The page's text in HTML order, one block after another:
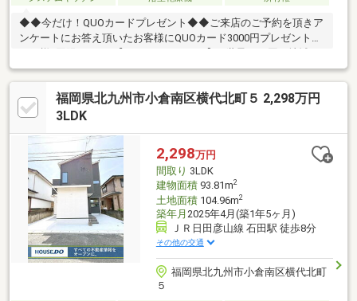
◆◆今だけ！QUOカードプレゼント◆◆ご来店のご予約を頂きア
ンケートにお答え頂いたお客様にQUOカード3000円プレゼント！
に、14000店舗、15万人もの営業スタッフ （2022年9月末時
点）。これが世界最大級の不動産ネットワーク 「センチュリー
21」です!■「安心」と「信頼」をモットーに店舗ネットワークを
拡大し、 北海道から沖縄までの993店舗、6709人のスタッフ
福岡県北九州市小倉南区横代北町５ 2,298万円
3LDK
2,298万円
間取り 3LDK
建物面積93.81m2
土地面積104.96m2
築年月 2025年4月(築1年5ヶ月)
ＪＲ日田彦山線 石田駅 徒歩8分
その他の交通
福岡県北九州市小倉南区横代北町
５